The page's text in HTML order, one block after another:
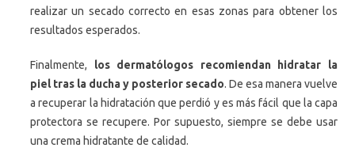
realizar un secado correcto en esas zonas para obtener los
resultados esperados.
Finalmente, los dermatólogos recomiendan hidratar la
piel tras la ducha y posterior secado. De esa manera vuelve
a recuperar la hidratación que perdió y es más fácil que la capa
protectora se recupere. Por supuesto, siempre se debe usar
una crema hidratante de calidad.